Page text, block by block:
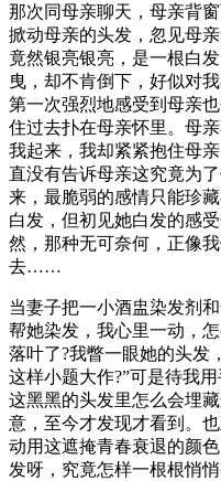
那次同母亲聊天，母亲背
掀动母亲的头发，忽见母
竟然银亮银亮，是一根白
曳，却不肯倒下，好似对
第一次强烈地感受到母亲
住过去扑在母亲怀里。母
我起来，我却紧紧抱住母
直没有告诉母亲这究竟为
来，最脆弱的感情只能珍
白发，但初见她白发的感
然，那种无可奈何，正像
去……
当妻子把一小酒盅染发剂
帮她染发，我心里一动，
落叶了?我瞥一眼她的头发
这样小题大作?”可是待我
这黑黑的头发里怎么会埋
意，至今才发现才看到。
动用这遮掩青春衰退的颜
发呀，究竟怎样一根根悄